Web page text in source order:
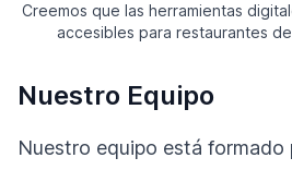
Creemos que las herramientas
accesibles para restaurantes
Nuestro Equipo
Nuestro equipo está formado